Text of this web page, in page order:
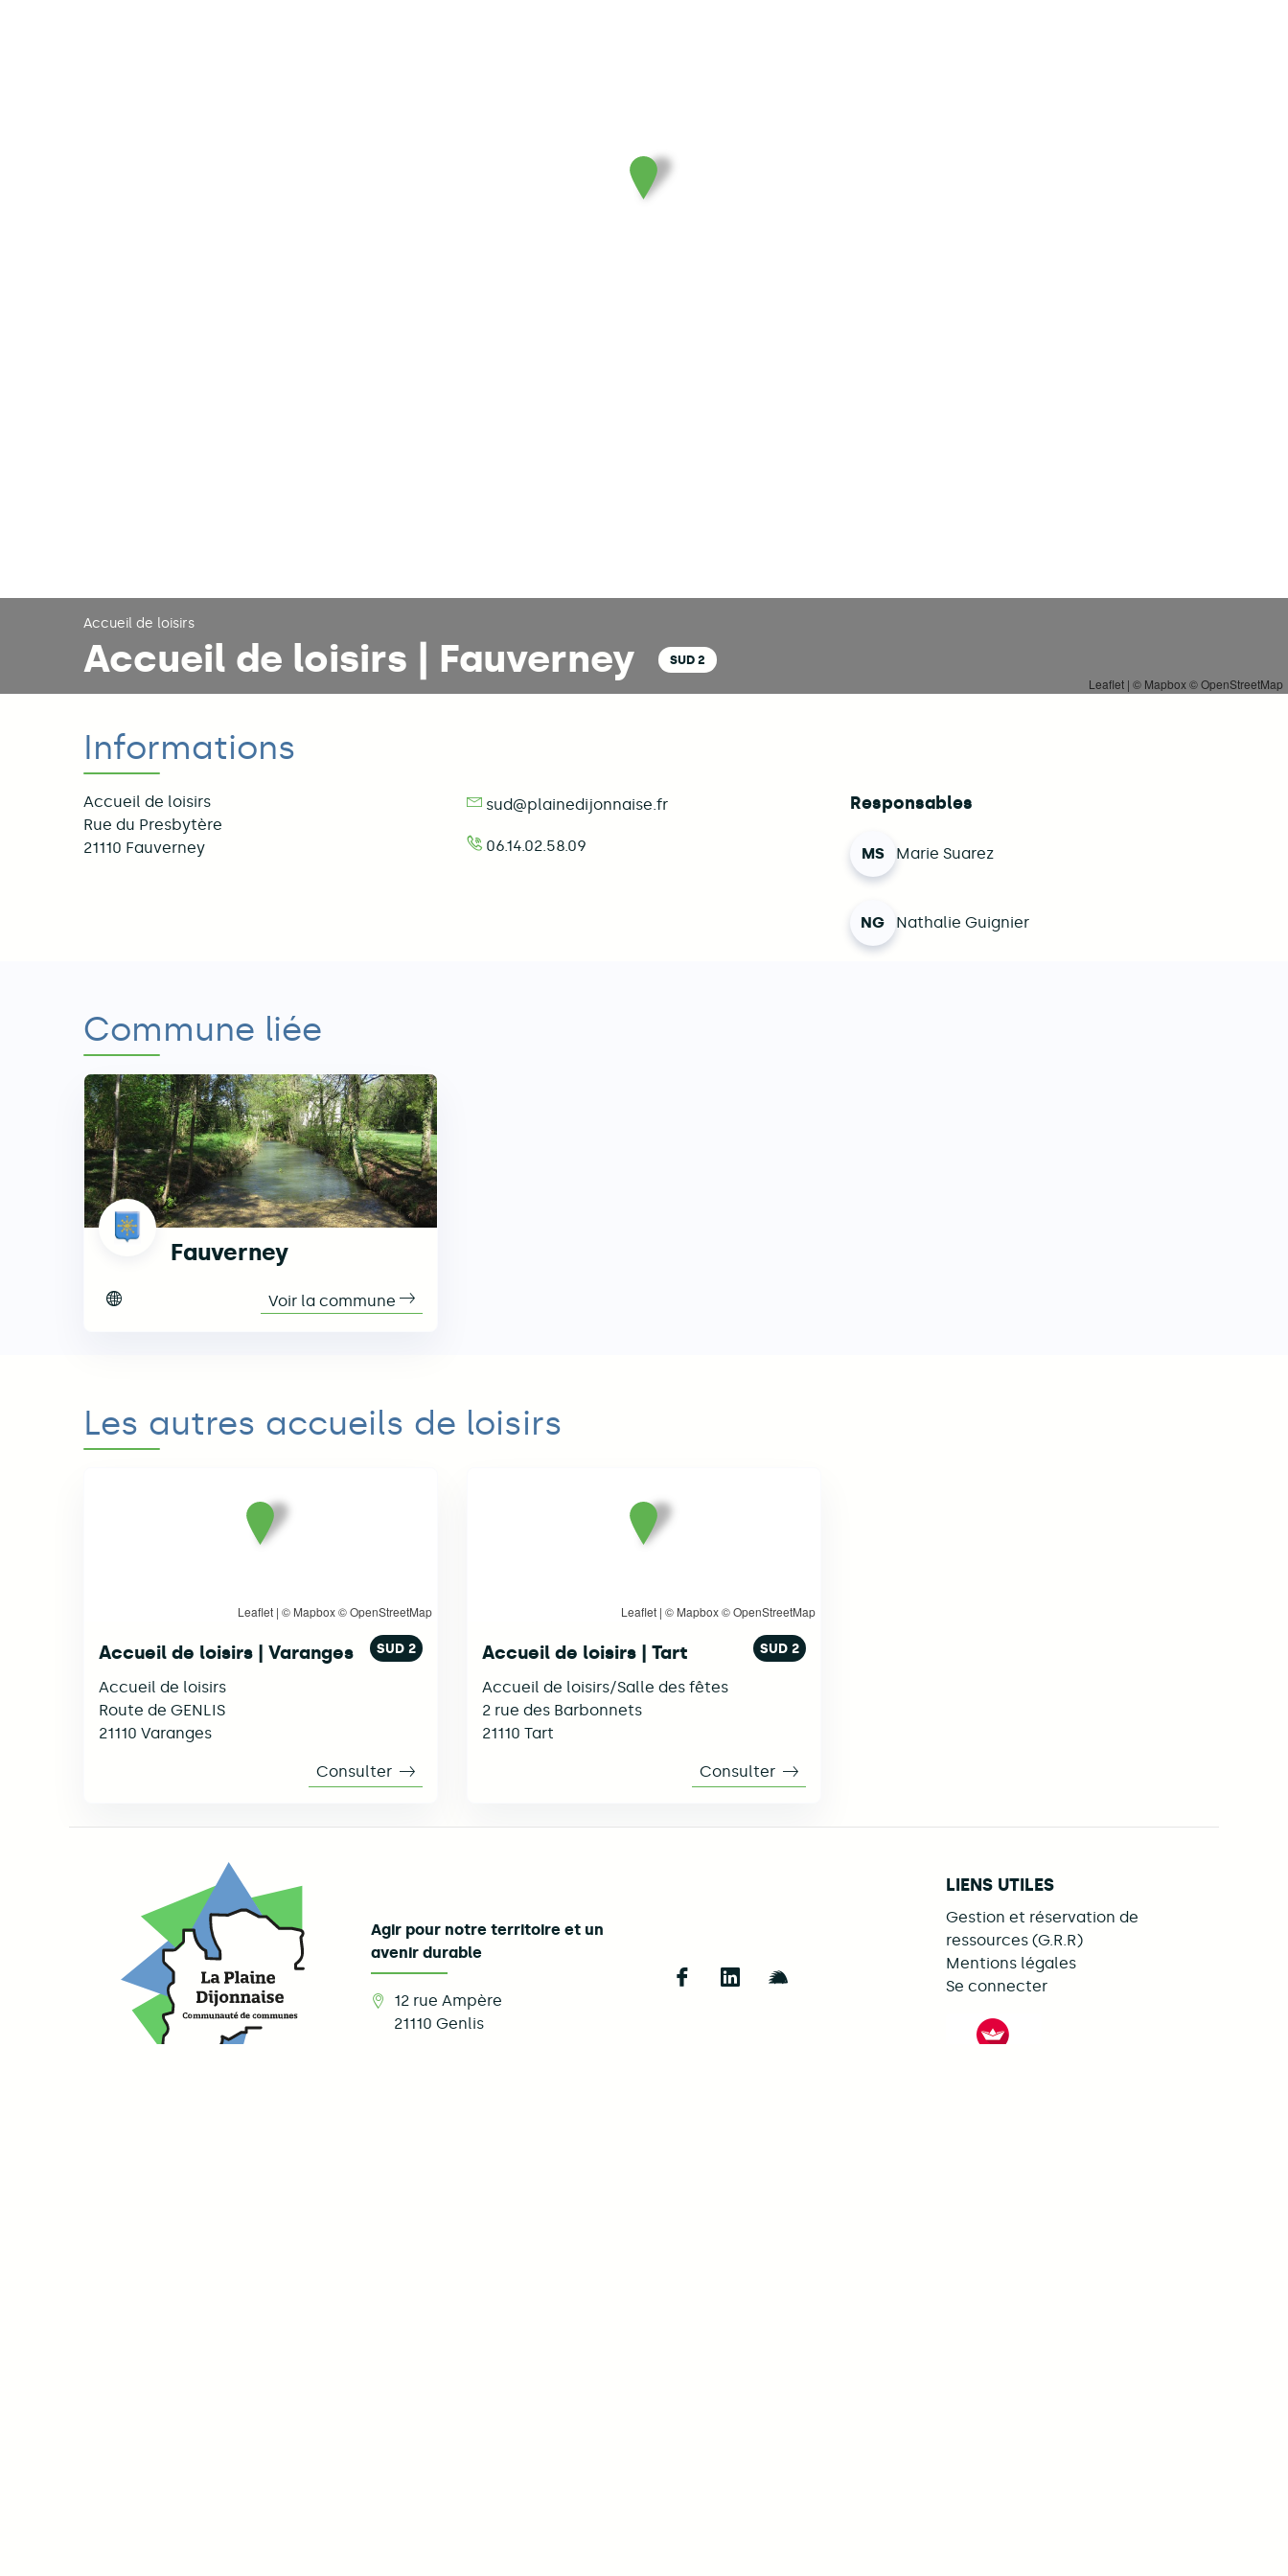
Accueil de loisirs
Accueil de loisirs | Fauverney SUD 2
Leaflet | © Mapbox©OpenStreetMap
Informations
Accueil de loisirs
Rue du Presbytère
21110 Fauverney
sud@plainedijonnaise.fr
06.14.02.58.09
Responsables
MS Marie Suarez
NG Nathalie Guignier
Commune liée
Fauverney
Voir le site internet de la commune
Voir la commune
Les autres accueils de loisirs
Leaflet| © Mapbox©OpenStreetMap
Accueil de loisirs | Varanges SUD 2
Accueil de loisirs
Route de GENLIS
21110 Varanges
ConsulterAccueil de loisirs | Varanges
Leaflet| © Mapbox©OpenStreetMap
Accueil de loisirs | Tart SUD 2
Accueil de loisirs/Salle des fêtes
2 rue des Barbonnets
21110 Tart
ConsulterAccueil de loisirs | Tart
Agir pour notre territoire et un
avenir durable
12 rue Ampère
21110 Genlis
Follow us on Facebook
Follow us on LinkedIn
Follow us on Illiwap
LIENS UTILES
Gestion et réservation de
ressources (G.R.R)
Mentions légales
Se connecter